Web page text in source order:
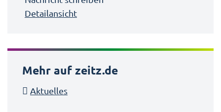
Detailansicht
Mehr auf zeitz.de
Aktuelles